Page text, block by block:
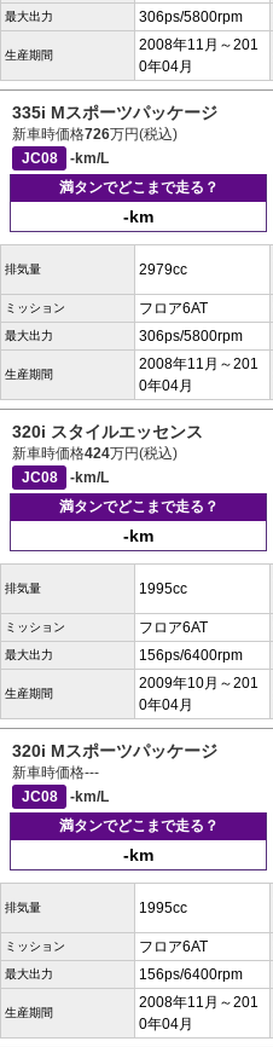
最大出力 306ps/5800rpm
生産期間
2008年11月～201
0年04月
335i Mスポーツパッケージ
新車時価格726万円(税込)
JC08
-km/L
満タンでどこまで走る？
-km
排気量 2979cc
ミッション フロア6AT
最大出力 306ps/5800rpm
生産期間
2008年11月～201
0年04月
320i スタイルエッセンス
新車時価格424万円(税込)
JC08
-km/L
満タンでどこまで走る？
-km
排気量 1995cc
ミッション フロア6AT
最大出力 156ps/6400rpm
生産期間
2009年10月～201
0年04月
320i Mスポーツパッケージ
新車時価格---
JC08
-km/L
満タンでどこまで走る？
-km
排気量 1995cc
ミッション フロア6AT
最大出力 156ps/6400rpm
生産期間
2008年11月～201
0年04月